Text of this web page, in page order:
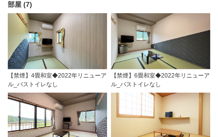
部屋 (7)
【禁煙】4畳和室◆2022年リニューア
ル_バストイレなし
【禁煙】6畳和室◆2022年リニューア
ル_バストイレなし